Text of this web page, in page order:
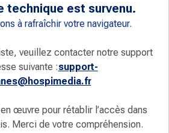
technique est survenu.
à rafraîchir votre navigateur.
veuillez contacter notre support
suivante :support-
œuvre pour rétablir l’accès dans
Merci de votre compréhension.